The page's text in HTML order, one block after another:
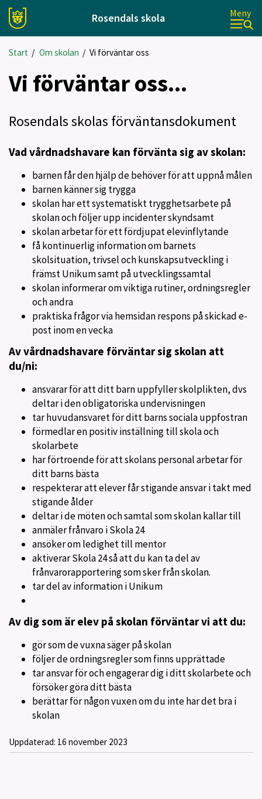
Rosendals skola Meny
Start / Om skolan / Vi förväntar oss
Vi förväntar oss...
Rosendals skolas förväntansdokument
Vad vårdnadshavare kan förvänta sig av skolan:
barnen får den hjälp de behöver för att uppnå målen
barnen känner sig trygga
skolan har ett systematiskt trygghetsarbete på
skolan och följer upp incidenter skyndsamt
skolan arbetar för ett fördjupat elevinflytande
få kontinuerlig information om barnets
skolsituation, trivsel och kunskapsutveckling i
främst Unikum samt på utvecklingssamtal
skolan informerar om viktiga rutiner, ordningsregler
och andra
praktiska frågor via hemsidan respons på skickad e-
post inom en vecka
Av vårdnadshavare förväntar sig skolan att
du/ni:
ansvarar för att ditt barn uppfyller skolplikten, dvs
deltar i den obligatoriska undervisningen
tar huvudansvaret för ditt barns sociala uppfostran
förmedlar en positiv inställning till skola och
skolarbete
har förtroende för att skolans personal arbetar för
ditt barns bästa
respekterar att elever får stigande ansvar i takt med
stigande ålder
deltar i de möten och samtal som skolan kallar till
anmäler frånvaro i Skola 24
ansöker om ledighet till mentor
aktiverar Skola 24 så att du kan ta del av
frånvarorapportering som sker från skolan.
tar del av information i Unikum
Av dig som är elev på skolan förväntar vi att du:
gör som de vuxna säger på skolan
följer de ordningsregler som finns upprättade
tar ansvar för och engagerar dig i ditt skolarbete och
försöker göra ditt bästa
berättar för någon vuxen om du inte har det bra i
skolan
Uppdaterad: 16 november 2023